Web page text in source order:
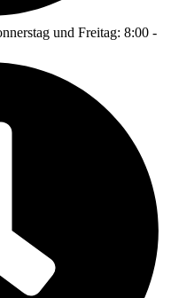
und Freitag: 8:00 -